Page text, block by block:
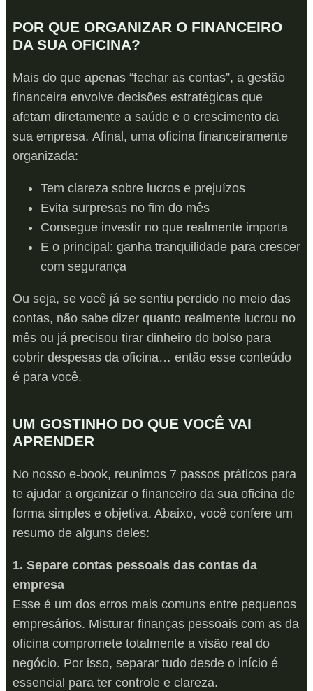
POR QUE ORGANIZAR O FINANCEIRO
DA SUA OFICINA?
Mais do que apenas “fechar as contas”, a gestão
financeira envolve decisões estratégicas que
afetam diretamente a saúde e o crescimento da
sua empresa. Afinal, uma oficina financeiramente
organizada:
Tem clareza sobre lucros e prejuízos
Evita surpresas no fim do mês
Consegue investir no que realmente importa
E o principal: ganha tranquilidade para crescer
com segurança
Ou seja, se você já se sentiu perdido no meio das
contas, não sabe dizer quanto realmente lucrou no
mês ou já precisou tirar dinheiro do bolso para
cobrir despesas da oficina… então esse conteúdo
é para você.
UM GOSTINHO DO QUE VOCÊ VAI
APRENDER
No nosso e-book, reunimos 7 passos práticos para
te ajudar a organizar o financeiro da sua oficina de
forma simples e objetiva. Abaixo, você confere um
resumo de alguns deles:
1. Separe contas pessoais das contas da
empresa
Esse é um dos erros mais comuns entre pequenos
empresários. Misturar finanças pessoais com as da
oficina compromete totalmente a visão real do
negócio. Por isso, separar tudo desde o início é
essencial para ter controle e clareza.